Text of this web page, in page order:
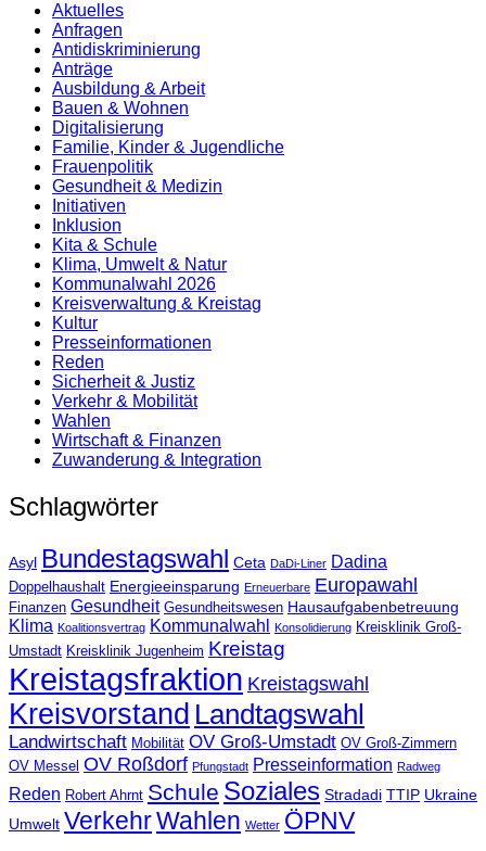
Aktuelles
Anfragen
Antidiskrimi­nierung
Anträge
Ausbildung & Arbeit
Bauen & Wohnen
Digitalisierung
Familie, Kinder & Jugendliche
Frauenpolitik
Gesundheit & Medizin
Initiativen
Inklusion
Kita & Schule
Klima, Umwelt & Natur
Kommunalwahl 2026
Kreisverwaltung & Kreistag
Kultur
Presse­informationen
Reden
Sicherheit & Justiz
Verkehr & Mobilität
Wahlen
Wirtschaft & Finanzen
Zuwanderung & Integration
Schlagwörter
Asyl Bundestagswahl Ceta DaDi-Liner Dadina
Doppelhaushalt Energieeinsparung Erneuerbare Europawahl
Finanzen Gesundheit Gesundheitswesen Hausaufgabenbetreuung
Klima Koalitionsvertrag Kommunalwahl Konsolidierung Kreisklinik Groß-
Umstadt Kreisklinik Jugenheim Kreistag
Kreistagsfraktion Kreistagswahl
Kreisvorstand Landtagswahl
Landwirtschaft Mobilität OV Groß-Umstadt OV Groß-Zimmern
OV Messel OV Roßdorf Pfungstadt Presseinformation Radweg
Reden Robert Ahrnt Schule Soziales Stradadi TTIP Ukraine
Umwelt VerkehrWahlen Wetter ÖPNV